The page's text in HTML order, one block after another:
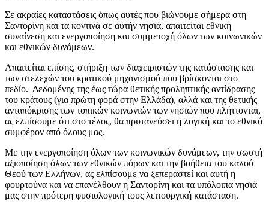
Σε ακραίες καταστάσεις όπως αυτές που βιώνουμε σήμερα στη
Σαντορίνη και τα κοντινά σε αυτήν νησιά, απαιτείται εθνική
συναίνεση και ενεργοποίηση και συμμετοχή όλων των κοινωνικών
και εθνικών δυνάμεων.
Απαιτείται επίσης, στήριξη των διαχειριστών της κατάστασης και
των στελεχών του κρατικού μηχανισμού που βρίσκονται στο
πεδίο. Δεδομένης της έως τώρα θετικής προληπτικής αντίδρασης
του κράτους (για πρώτη φορά στην Ελλάδα), αλλά και της θετικής
ανταπόκρισης των τοπικών κοινωνιών των νησιών που πλήττονται,
ας ελπίσουμε ότι στο τέλος, θα πρυτανεύσει η λογική και το εθνικό
συμφέρον από όλους μας.
Με την ενεργοποίηση όλων των κοινωνικών δυνάμεων, την σωστή
αξιοποίηση όλων των εθνικών πόρων και την βοήθεια του καλού
Θεού των Ελλήνων, ας ελπίσουμε να ξεπεραστεί και αυτή η
φουρτούνα και να επανέλθουν η Σαντορίνη και τα υπόλοιπα νησιά
μας στην πρότερη φυσιολογική τους λειτουργική κατάσταση.